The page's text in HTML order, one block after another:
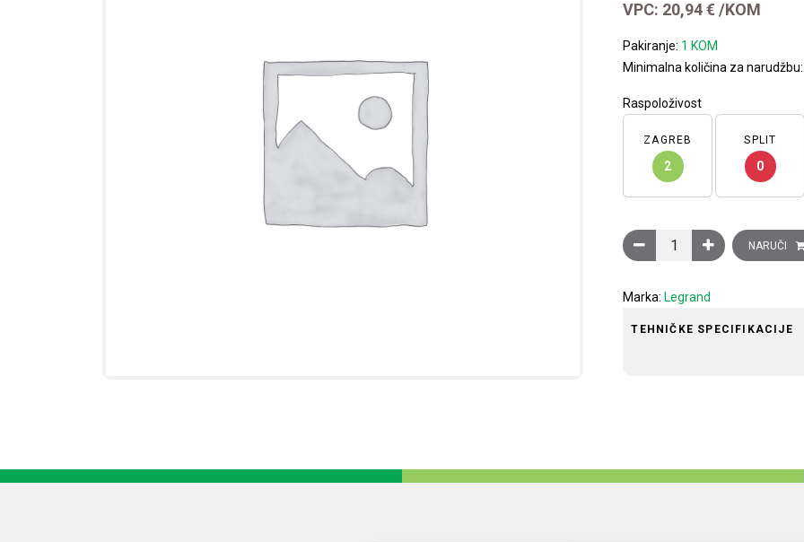
VPC: 20,94€ /KOM
Pakiranje: 1 KOM
Minimalna količina za narudžbu:
Raspoloživost
ZAGREB
2
SPLIT
0
TV-R-SAT utičnicaNARUČI
Marka: Legrand
TEHNIČKE SPECIFIKACIJE